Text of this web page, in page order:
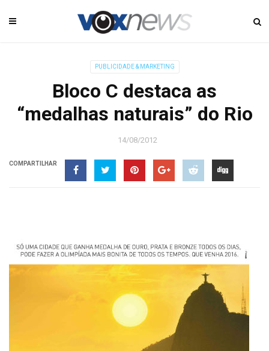
PUBLICIDADE & MARKETING
Bloco C destaca as
“medalhas naturais” do Rio
14/08/2012
COMPARTILHAR